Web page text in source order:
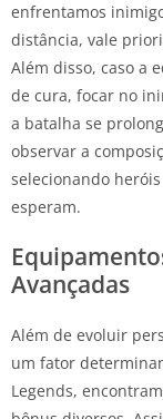
enfrentamos
distância, vale
Além disso, caso a
de cura, focar no
a batalha se
observar a
selecionando
esperam.
Avançadas
Além de evoluir
um fator
Legends,